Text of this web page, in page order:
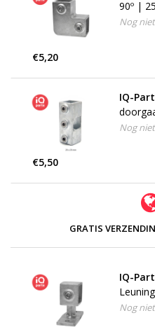
90º |
(125F)
Nog
€5,20
IQ-
22S
Nog
€5,50
GRATIS
IQ-
Type
Nog